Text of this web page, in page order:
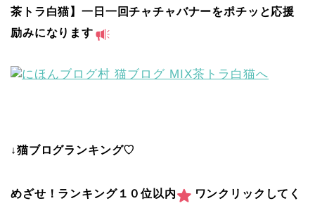
茶トラ白猫】一日一回チャチャバナーをポチッと応援
励みになります
↓猫ブログランキング♡
めざせ！ランキング１０位以内
ワンクリックしてく